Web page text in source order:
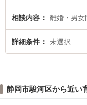
相談内容 離婚・男女
詳細条件 未選択
静岡市駿河区から近い